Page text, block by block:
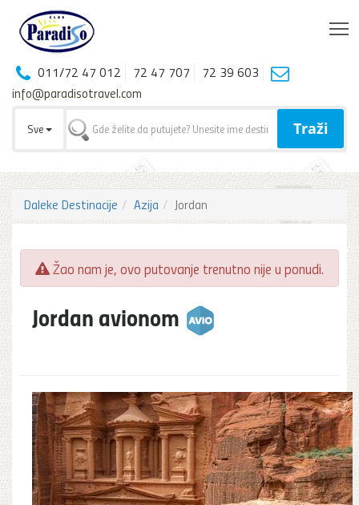
011/72 47 012 72 47 707
72 39 603
info@paradisotravel.com
Sve Traži
Daleke Destinacije Azija Jordan
Žao nam je, ovo putovanje trenutno nije u ponudi.
Jordan avionom